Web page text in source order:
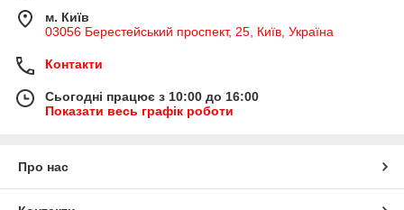
м. Київ
03056 Берестейський проспект, 25, Київ, Україна
Контакти
Сьогодні працює з 10:00 до 16:00
Показати весь графік роботи
Про нас